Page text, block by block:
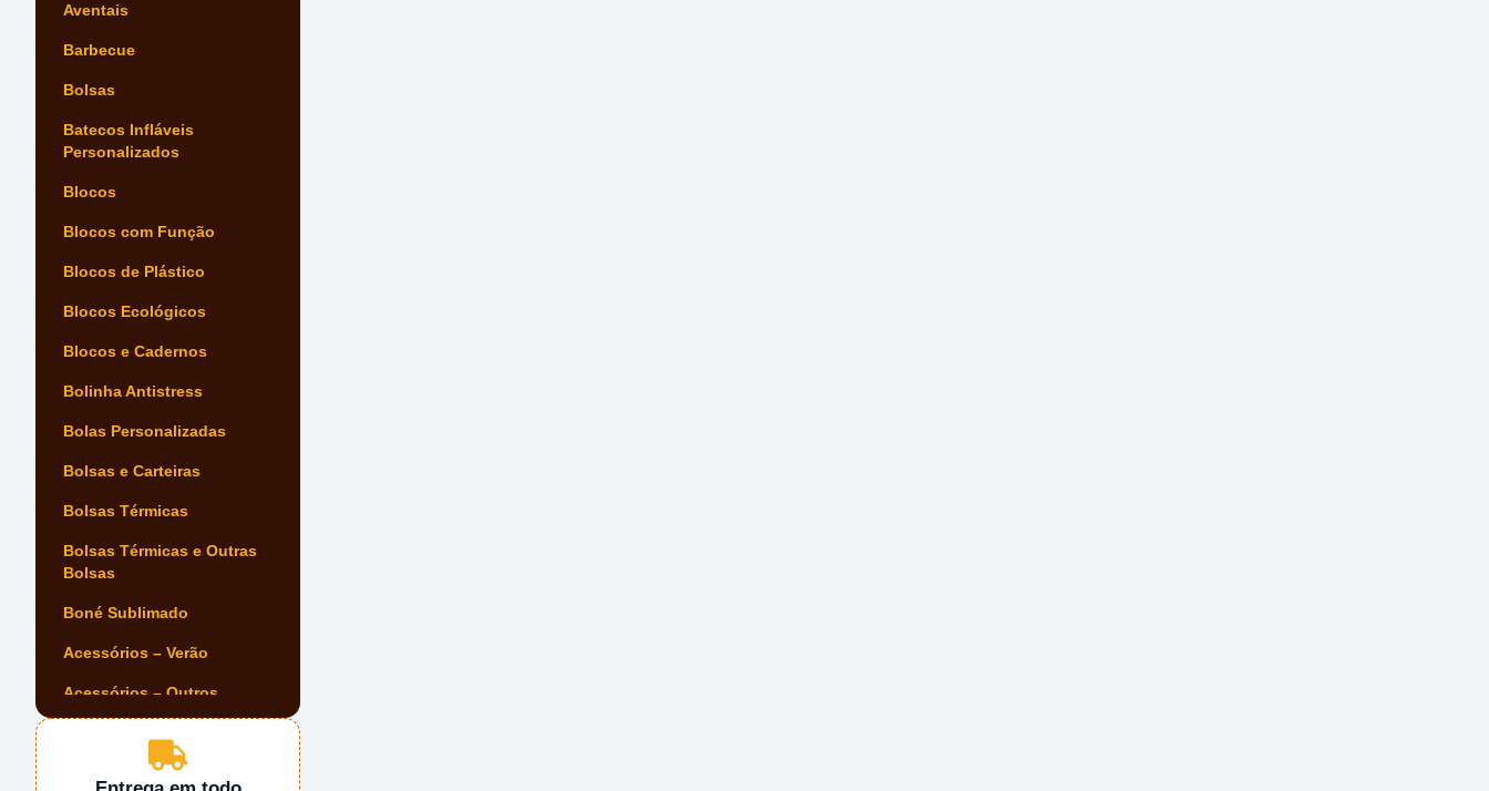
Aventais
Barbecue
Bolsas
Batecos Infláveis
Personalizados
Blocos
Blocos com Função
Blocos de Plástico
Blocos Ecológicos
Blocos e Cadernos
Bolinha Antistress
Bolas Personalizadas
Bolsas e Carteiras
Bolsas Térmicas
Bolsas Térmicas e Outras
Bolsas
Boné Sublimado
Acessórios – Verão
Acessórios – Outros
Acessórios de Escrita